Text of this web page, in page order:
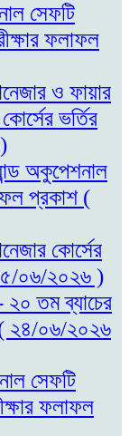
সেফটি
ফলাফল
ও ফায়ার
ভর্তির
অকুপেশনাল
প্রকাশ (
কোর্সের
০৬/২০২৬ )
২০ তম ব্যাচের
( ২৪/০৬/২০২৬
সেফটি
ফলাফল